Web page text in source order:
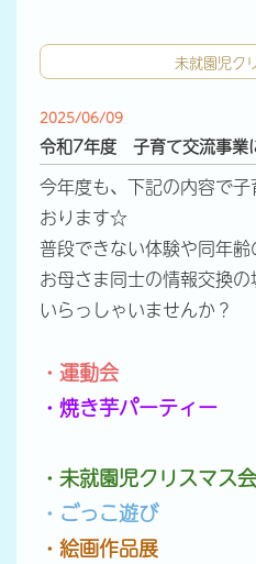
未就園児ク
2025/06/09
令和7年度 子育て交流事業
今年度も、下記の内容で
おります☆
普段できない体験や同年齢
お母さま同士の情報交換
いらっしゃいませんか？
・運動会 10
・焼き芋パーティ
・未就園児クリスマス
・ごっこ遊び 2
・絵画作品展 2